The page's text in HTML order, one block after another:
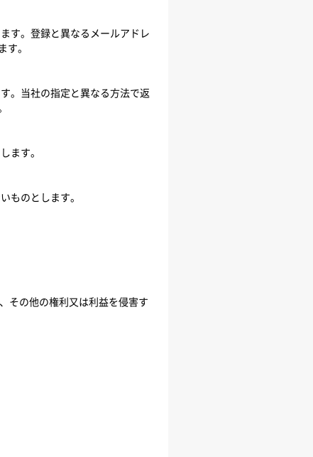
す。登録と異なるメールアドレ
す。
。当社の指定と異なる方法で返
ます。
ものとします。
その他の権利又は利益を侵害す